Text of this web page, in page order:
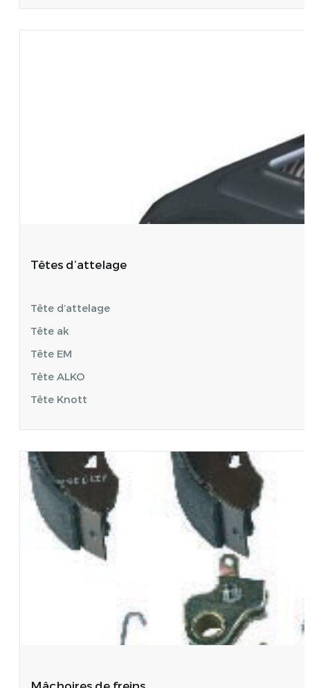
Têtes d’attelage
Tête d’attelage
Tête ak
Tête EM
Tête ALKO
Tête Knott